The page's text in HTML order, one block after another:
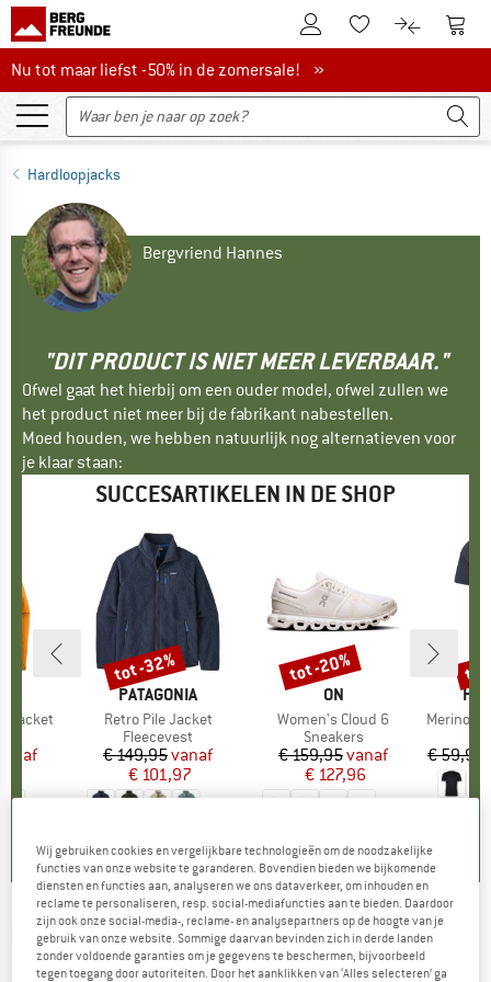
De klantenaccount
Naar deNaar de
Nu tot maar liefst -50% in de zomersale!
Nu tot maar liefst -50% in de zomersale! »
Hardloopjacks
Bergvriend Hannes
"DIT PRODUCT IS NIET MEER LEVERBAAR."
Ofwel gaat het hierbij om een ouder model, ofwel zullen we
het product niet meer bij de fabrikant nabestellen.
Moed houden, we hebben natuurlijk nog alternatieven voor
je klaar staan:
SUCCESARTIKELEN IN DE SHOP
Jacket
prijs
MERK
PATAGONIA
Artikel
Retro Pile Jacket
Productgroep
Fleecevest
Prijs
€ 149,95Verlaagde prijs
vanaf
€ 101,97
Korting
tot -32%
MERK
ON
Artikel
Women's Cloud 6
Productgroep
Sneakers
Prijs
€ 159,95Verlaagde prijs
vanaf
€ 127,96
Korting
tot -20%
Artikel
MerinoMix150
€ 59,95
tot
NIKE -Sphere Miler Therma-Fit -
Hardloopjack
Wij gebruiken cookies en vergelijkbare technologieën om de noodzakelijke
functies van onze website te garanderen. Bovendien bieden we bijkomende
diensten en functies aan, analyseren we ons dataverkeer, om inhouden en
reclame te personaliseren, resp. social-mediafuncties aan te bieden. Daardoor
zijn ook onze social-media-, reclame- en analysepartners op de hoogte van je
gebruik van onze website. Sommige daarvan bevinden zich in derde landen
zonder voldoende garanties om je gegevens te beschermen, bijvoorbeeld
tegen toegang door autoriteiten. Door het aanklikken van ‘Alles selecteren’ ga